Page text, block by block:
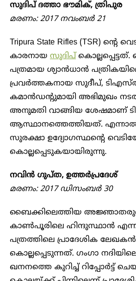
സുദിപ് ദത്താ ഭൗമിക്, ത്രിപുര
മരണം: 2017 നവംബർ 21
Tripura State Rifles (TSR) ന്റെ
കാരനായ സുദിപ്കൊല്ലപ്പെട്ടത്.
പത്രമായ ശ്യാൻധാൻ
പ്രവർത്തകനായ സുദീപ്,
കമാൻഡന്റുമായി അഭിമുഖം
അനുമതി വാങ്ങിയ ശേഷമാണ്
ആസ്ഥാനത്തെത്തിയത്. എന്നാൽ
സുരക്ഷാ ഉദ്യോഗസ്ഥന്റെ
കൊല്ലപ്പെടുകയായിരുന്നു.
നവിൻ ഗുപ്ത, ഉത്തർപ്രദേശ്
മരണം: 2017 ഡിസംബർ 30
ബൈക്കിലെത്തിയ
കാൺപൂരിലെ ഹിന്ദുസ്ഥാൻ എന്ന
പത്രത്തിലെ പ്രാദേശിക ലേഖകൻ
കൊല്ലപ്പെടുന്നത്. ഗംഗാ
ഖനനത്തെ കുറിച്ച് റിപ്പോർട്ട്